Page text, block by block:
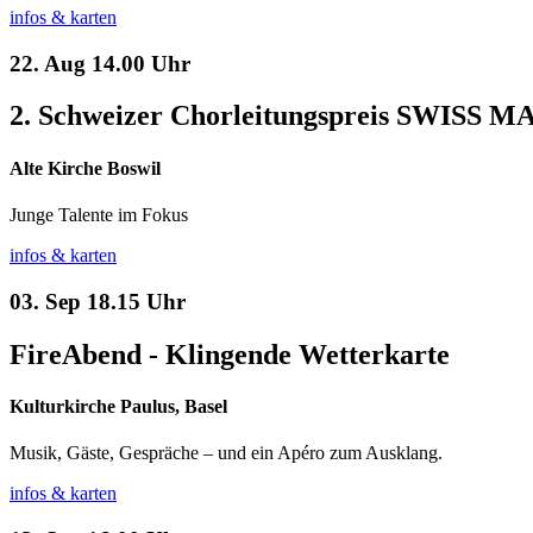
infos & karten
22. Aug 14.00 Uhr
2. Schweizer Chorleitungspreis SWISS
Alte Kirche Boswil
Junge Talente im Fokus
infos & karten
03. Sep 18.15 Uhr
FireAbend - Klingende Wetterkarte
Kulturkirche Paulus, Basel
Musik, Gäste, Gespräche – und ein Apéro zum Ausklang.
infos & karten